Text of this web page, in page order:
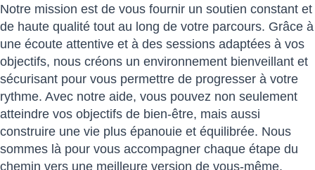
Notre mission est de vous fournir un soutien constant et
de haute qualité tout au long de votre parcours. Grâce à
une écoute attentive et à des sessions adaptées à vos
objectifs, nous créons un environnement bienveillant et
sécurisant pour vous permettre de progresser à votre
rythme. Avec notre aide, vous pouvez non seulement
atteindre vos objectifs de bien-être, mais aussi
construire une vie plus épanouie et équilibrée. Nous
sommes là pour vous accompagner chaque étape du
chemin vers une meilleure version de vous-même.